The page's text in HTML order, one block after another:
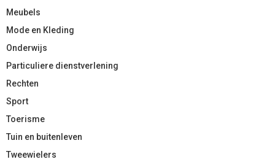
Meubels
Mode en Kleding
Onderwijs
Particuliere dienstverlening
Rechten
Sport
Toerisme
Tuin en buitenleven
Tweewielers